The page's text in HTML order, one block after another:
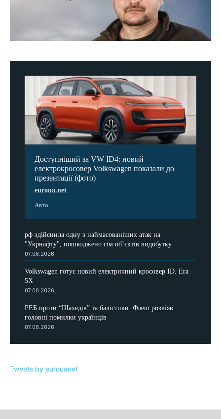
Доступніший за VW ID4: новий
електрокросовер Volkswagen показали до
презентації (фото)
euroua.net
Авто ...
рф здійснила одну з наймасованіших атак на
"Укрнафту", пошкоджено сім об’єктів видобутку
07.08.2026
Volkswagen готує новий електричний кросовер ID. Era
5X
07.08.2026
РЕБ проти “Шахедів” та балістики: Флеш розвіяв
головні помилки українців
07.08.2026
Tweets by eurouanet